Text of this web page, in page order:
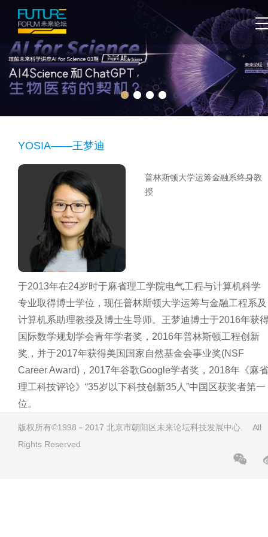
普林斯顿大学运筹金融系终身教
授
YOSIA——王梦迪
于2013年在24岁时于麻省理工学院电气工程与计算机科学
专业取得博士学位，现任普林斯顿大学运筹与金融工程系及
计算机系助理教授及博士生导师。王梦迪博士于2016年获
国际数学规划学会青年学者奖，2016年普林斯顿工程创新
奖，并于2017年获得美国国家自然基金会事业奖(NSF
Career Award)，2017年谷歌Google学者奖，2018年《麻省
理工科技评论》“35岁以下科技创新35人”中国区获奖者第一
位。
版权所有©1998－2017 北京市朝阳区未来论坛科技发展中心. All
Rights Reserved